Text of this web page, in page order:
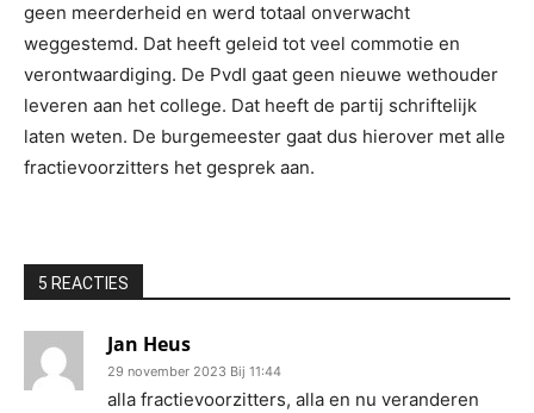
geen meerderheid en werd totaal onverwacht
weggestemd. Dat heeft geleid tot veel commotie en
verontwaardiging. De PvdI gaat geen nieuwe wethouder
leveren aan het college. Dat heeft de partij schriftelijk
laten weten. De burgemeester gaat dus hierover met alle
fractievoorzitters het gesprek aan.
5 REACTIES
Jan Heus
29 november 2023 Bij 11:44
alla fractievoorzitters, alla en nu veranderen